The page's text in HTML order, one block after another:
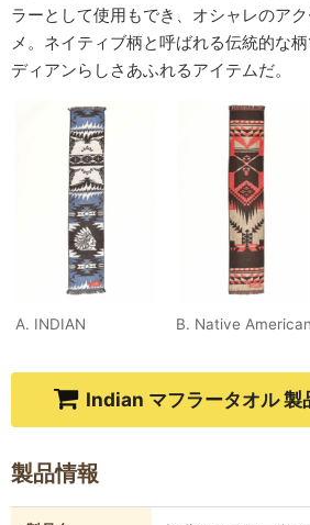
ラーとして使用もでき、オシャレのア
メ。ネイティブ柄と呼ばれる伝統的な
ディアンらしさあふれるアイテムだ。
A. INDIAN B. Native American
Indian マフラータオル 製
製品情報